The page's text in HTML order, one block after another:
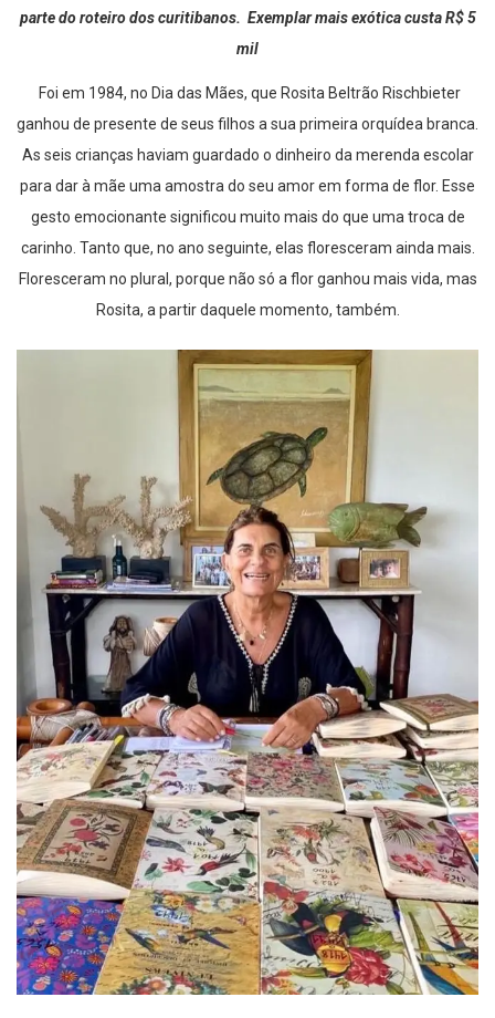
parte do roteiro dos curitibanos. Exemplar mais exótica custa R$ 5
mil
Foi em 1984, no Dia das Mães, que Rosita Beltrão Rischbieter
ganhou de presente de seus filhos a sua primeira orquídea branca.
As seis crianças haviam guardado o dinheiro da merenda escolar
para dar à mãe uma amostra do seu amor em forma de flor. Esse
gesto emocionante significou muito mais do que uma troca de
carinho. Tanto que, no ano seguinte, elas floresceram ainda mais.
Floresceram no plural, porque não só a flor ganhou mais vida, mas
Rosita, a partir daquele momento, também.